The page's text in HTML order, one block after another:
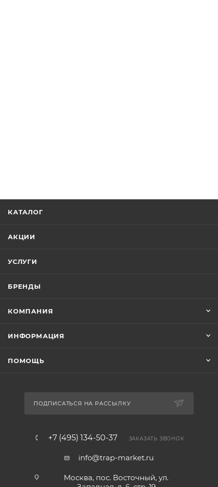
КАТАЛОГ
АКЦИИ
УСЛУГИ
БРЕНДЫ
КОМПАНИЯ
ИНФОРМАЦИЯ
ПОМОЩЬ
ПОДПИСАТЬСЯ НА РАССЫЛКУ
+7 (495) 134-50-37 ЗАКАЗАТЬ ЗВОНОК
info@trap-market.ru
Москва, пос. Восточный, ул.